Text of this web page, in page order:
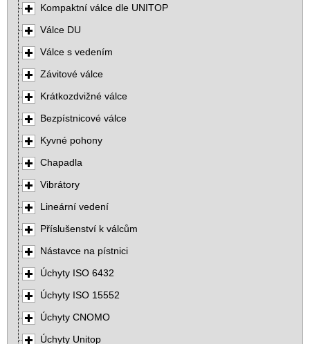
Kompaktní válce dle UNITOP
Válce DU
Válce s vedením
Závitové válce
Krátkozdvižné válce
Bezpístnicové válce
Kyvné pohony
Chapadla
Vibrátory
Lineární vedení
Příslušenství k válcům
Nástavce na pístnici
Úchyty ISO 6432
Úchyty ISO 15552
Úchyty CNOMO
Úchyty Unitop